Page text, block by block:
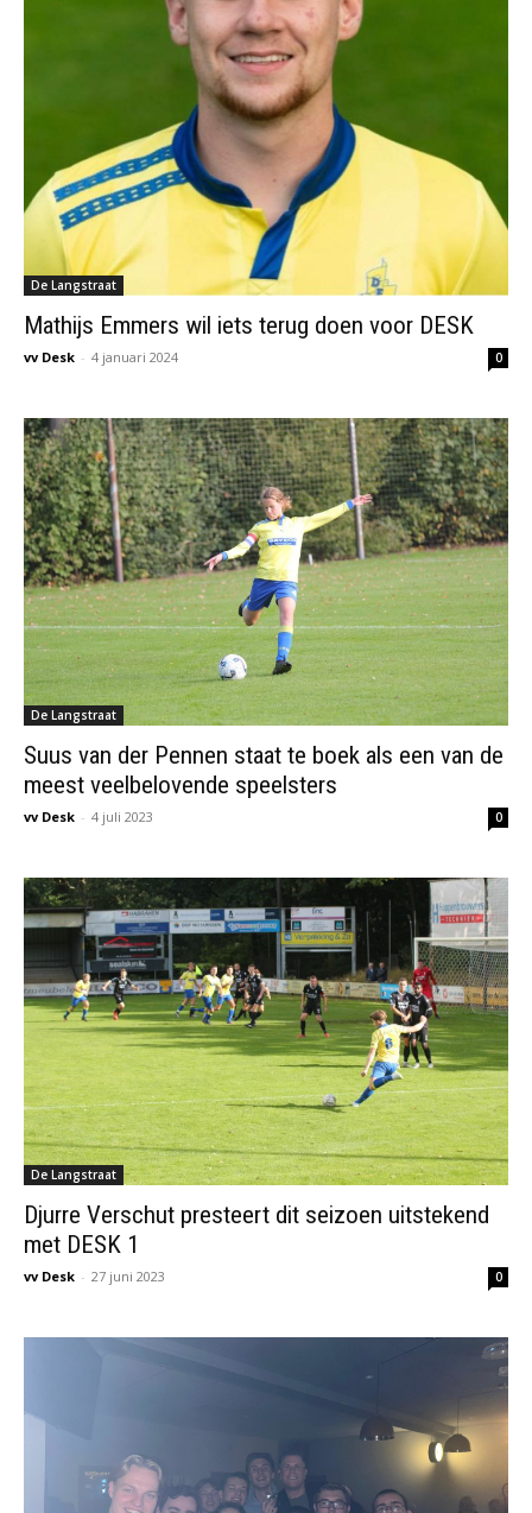
De Langstraat
Mathijs Emmers wil iets terug doen voor DESK
vv Desk - 4 januari 2024 0
De Langstraat
Suus van der Pennen staat te boek als een van de
meest veelbelovende speelsters
vv Desk - 4 juli 2023 0
De Langstraat
Djurre Verschut presteert dit seizoen uitstekend
met DESK 1
vv Desk - 27 juni 2023 0